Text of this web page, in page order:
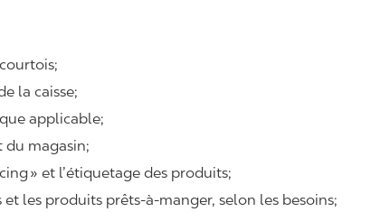
la caisse;
applicable;
du magasin;
» et l’étiquetage des produits;
les produits prêts-à-manger, selon les besoins;